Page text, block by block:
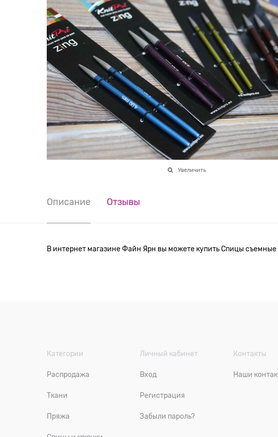
Увеличить
Описание Отзывы
В интернет магазине Файн Ярн вы можете купить Спицы
Категории
Распродажа
Ткани
Пряжа
Личный кабинет
Вход
Регистрация
Забыли пароль?
Контакты
Наши